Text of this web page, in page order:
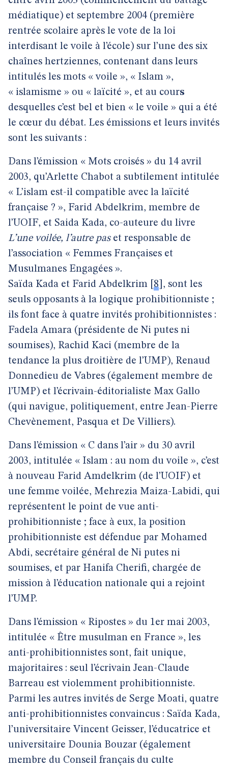
médiatique) et septembre 2004 (première
rentrée scolaire après le vote de la loi
interdisant le voile à l’école) sur l’une des six
chaînes hertziennes, contenant dans leurs
intitulés les mots « voile », « Islam »,
« islamisme » ou « laïcité », et au cours
desquelles c’est bel et bien « le voile » qui a été
le cœur du débat. Les émissions et leurs invités
sont les suivants :
Dans l’émission « Mots croisés » du 14 avril
2003, qu’Arlette Chabot a subtilement intitulée
« L’islam est-il compatible avec la laïcité
française ? », Farid Abdelkrim, membre de
l’UOIF, et Saida Kada, co-auteure du livre
L’une voilée, l’autre paset responsable de
l’association « Femmes Françaises et
Musulmanes Engagées ».
Saïda Kada et Farid Abdelkrim 8 , sont les
seuls opposants à la logique prohibitionniste ;
ils font face à quatre invités prohibitionnistes :
Fadela Amara (présidente de Ni putes ni
soumises), Rachid Kaci (membre de la
tendance la plus droitière de l’UMP), Renaud
Donnedieu de Vabres (également membre de
l’UMP) et l’écrivain-éditorialiste Max Gallo
(qui navigue, politiquement, entre Jean-Pierre
Chevènement, Pasqua et De Villiers).
Dans l’émission « C dans l’air » du 30 avril
2003, intitulée « Islam : au nom du voile », c’est
à nouveau Farid Amdelkrim (de l’UOIF) et
une femme voilée, Mehrezia Maiza-Labidi, qui
représentent le point de vue anti-
prohibitionniste ; face à eux, la position
prohibitionniste est défendue par Mohamed
Abdi, secrétaire général de Ni putes ni
soumises, et par Hanifa Cherifi, chargée de
mission à l’éducation nationale qui a rejoint
l’UMP.
Dans l’émission « Ripostes » du 1er mai 2003,
intitulée « Être musulman en France », les
anti-prohibitionnistes sont, fait unique,
majoritaires : seul l’écrivain Jean-Claude
Barreau est violemment prohibitionniste.
Parmi les autres invités de Serge Moati, quatre
anti-prohibitionnistes convaincus : Saïda Kada,
l’universitaire Vincent Geisser, l’éducatrice et
universitaire Dounia Bouzar (également
membre du Conseil français du culte